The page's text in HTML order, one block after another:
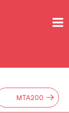
MTA200 →